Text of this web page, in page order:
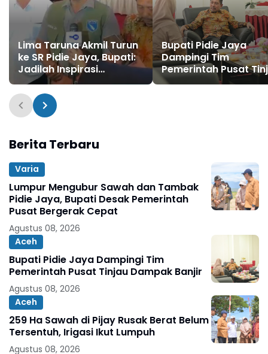
Lima Taruna Akmil Turun
ke SR Pidie Jaya, Bupati:
Jadilah Inspirasi
Generasi Muda
Bupati Pidie Jaya
Dampingi Tim
Pemerintah Pusat
Dampak Banjir
Berita Terbaru
Varia
Lumpur Mengubur Sawah dan Tambak
Pidie Jaya, Bupati Desak Pemerintah
Pusat Bergerak Cepat
Agustus 08, 2026
Aceh
Bupati Pidie Jaya Dampingi Tim
Pemerintah Pusat Tinjau Dampak Banjir
Agustus 08, 2026
Aceh
259 Ha Sawah di Pijay Rusak Berat Belum
Tersentuh, Irigasi Ikut Lumpuh
Agustus 08, 2026